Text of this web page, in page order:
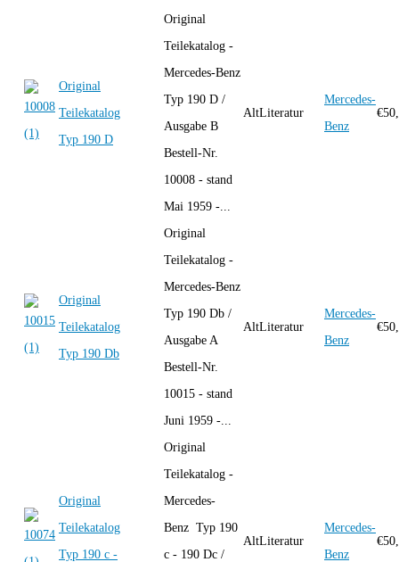
Original
Teilekatalog
Typ 190 D
Original
Teilekatalog -
Mercedes-Benz
Typ 190 D /
Ausgabe B
Bestell-Nr.
10008 - stand
Mai 1959 -...
AltLiteratur
Mercedes-
Benz
€
Original
Teilekatalog
Typ 190 Db
Original
Teilekatalog -
Mercedes-Benz
Typ 190 Db /
Ausgabe A
Bestell-Nr.
10015 - stand
Juni 1959 -...
AltLiteratur
Mercedes-
Benz
€
Original
Teilekatalog
Typ 190 c -
Original
Teilekatalog -
Mercedes-
Benz Typ 190
c - 190 Dc /
AltLiteratur
Mercedes-
Benz
€